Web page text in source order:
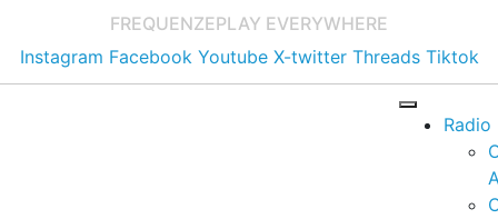
FREQUENZEPLAY EVERYWHERE
Instagram Facebook Youtube X-twitter Threads Tiktok
Radio